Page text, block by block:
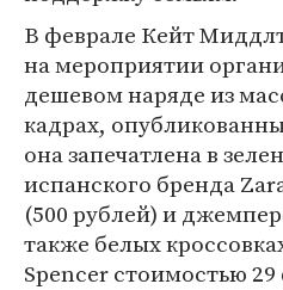
В феврале Кейт
на мероприятии
дешевом наряде из
кадрах,
она запечатлена в
испанского бренда
(500 рублей) и
также белых
Spencer стоимостью